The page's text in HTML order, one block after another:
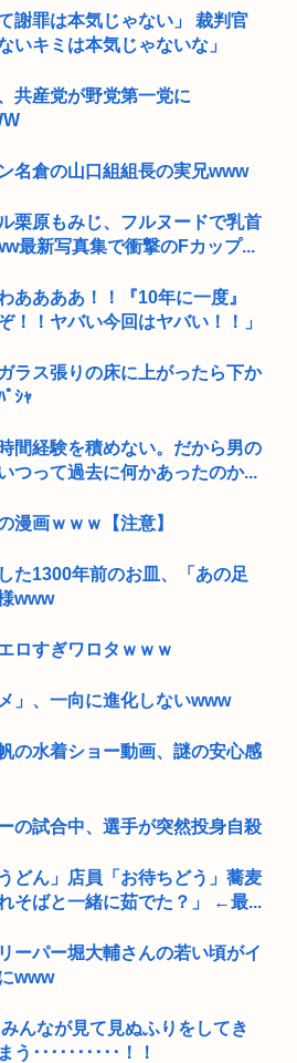
謝罪は本気じゃない」 裁判官
いキミは本気じゃないな」
共産党が野党第一党に
名倉の山口組組長の実兄www
栗原もみじ、フルヌードで乳首
最新写真集で衝撃のFカップ...
ああああ！！『10年に一度』
！！ヤバい今回はヤバい！！」
ラス張りの床に上がったら下か
ﾟｼｬ
間経験を積めない。だから男の
つって過去に何かあったのか...
漫画ｗｗｗ【注意】
た1300年前のお皿、「あの足
www
ロすぎワロタｗｗｗ
」、一向に進化しないwww
の水着ショー動画、謎の安心感
の試合中、選手が突然投身自殺
どん」店員「お待ちどう」蕎麦
そばと一緒に茹でた？」 ←最...
ーパー堀大輔さんの若い頃がイ
www
んなが見て見ぬふりをしてき
･･････････！！